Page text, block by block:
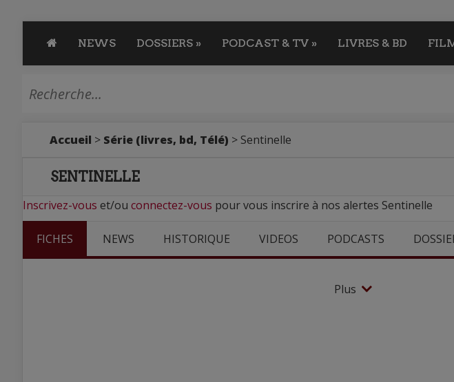
NEWS DOSSIERS » PODCAST & TV » LIVRES & BD
Accueil > Série (livres, bd, Télé) > Sentinelle
SENTINELLE
Inscrivez-vous et/ou connectez-vous pour vous inscrire à nos alertes Sentinelle
FICHES NEWS HISTORIQUE VIDEOS PODCASTS
Plus